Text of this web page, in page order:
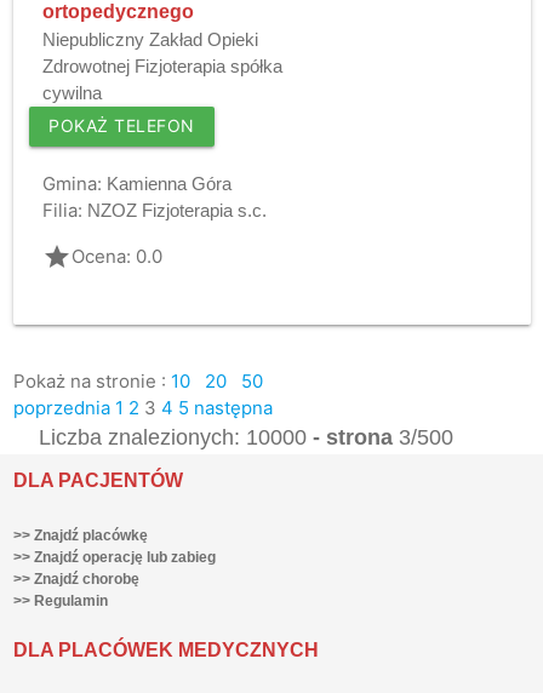
ortopedycznego
Niepubliczny Zakład Opieki
Zdrowotnej Fizjoterapia spółka
cywilna
POKAŻ TELEFON
Gmina: Kamienna Góra
Filia: NZOZ Fizjoterapia s.c.
gradeOcena: 0.0
Pokaż na stronie : 10 20
50
poprzednia 1 2 3 4 5 następna
Liczba znalezionych: 10000- strona 3/500
DLA PACJENTÓW
>> Znajdź placówkę
>> Znajdź operację lub zabieg
>> Znajdź chorobę
>> Regulamin
DLA PLACÓWEK MEDYCZNYCH